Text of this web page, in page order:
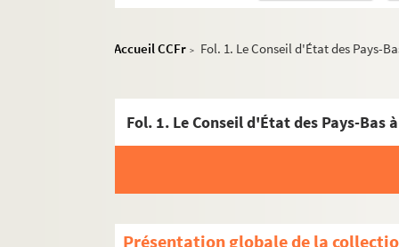
Accueil CCFr > Fol. 1. Le Conseil d'État des Pays-
Présentation globale de la